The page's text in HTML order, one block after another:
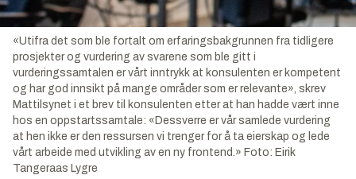
«Utifra det som ble fortalt om erfaringsbakgrunnen fra tidligere
prosjekter og vurdering av svarene som ble gitt i
vurderingssamtalen er vårt inntrykk at konsulenten er kompetent
og har god innsikt på mange områder som er relevante», skrev
Mattilsynet i et brev til konsulenten etter at han hadde vært inne
hos en oppstartssamtale: «Dessverre er vår samlede vurdering
at hen ikke er den ressursen vi trenger for å ta eierskap og lede
vårt arbeide med utvikling av en ny frontend.» Foto: Eirik
Tangeraas Lygre